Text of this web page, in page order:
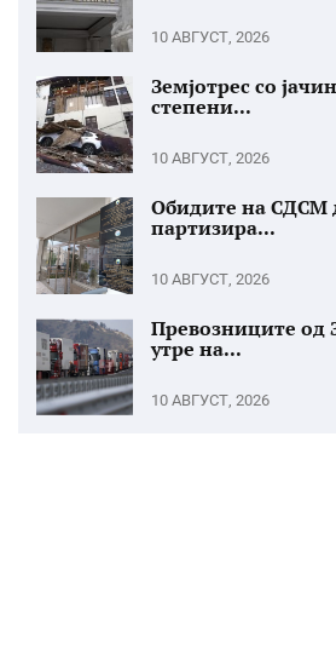
10 АВГУСТ, 2026
Земјотрес со
степени...
10 АВГУСТ, 2026
Обидите на СДСМ
партизира...
10 АВГУСТ, 2026
Превозниците од
утре на...
10 АВГУСТ, 2026